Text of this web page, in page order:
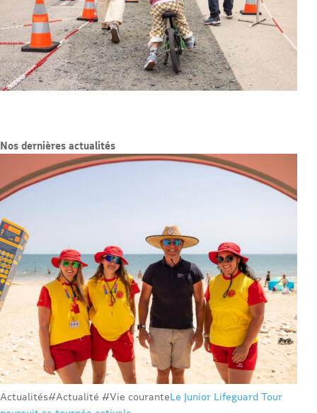
Nos dernières actualités
Actualités#Actualité #Vie couranteLe Junior Lifeguard Tour